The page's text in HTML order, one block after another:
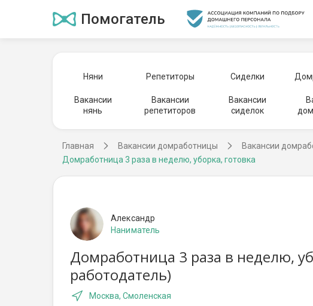
Помогатель
Няни Репетиторы Сиделки
Вакансии
нянь
Вакансии
репетиторов
Вакансии
сиделок
Главная Вакансии домработницы Вакансии
Домработница 3 раза в неделю, уборка, готовка
Александр
Наниматель
Домработница 3 раза в неделю,
работодатель)
Москва, Смоленская